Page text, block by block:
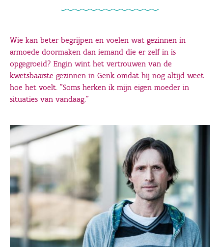
Wie kan beter begrijpen en voelen wat gezinnen in
armoede doormaken dan iemand die er zelf in is
opgegroeid? Engin wint het vertrouwen van de
kwetsbaarste gezinnen in Genk omdat hij nog altijd weet
hoe het voelt. "Soms herken ik mijn eigen moeder in
situaties van vandaag."